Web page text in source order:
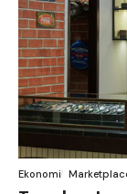
Ekonomi